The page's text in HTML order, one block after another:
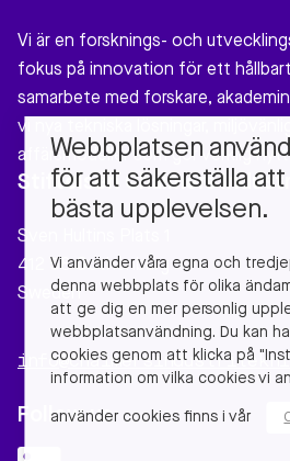
Vi är en forsknings- och
fokus på innovation för ett hållbart
samarbete med forskare,
vi nya tekniska lösningar,
affärsmodeller som gör verklig
Stiftelsen Chalmers
Sven Hultins Plats 1
412 58 Gothenburg
Sweden
Follow us
Webbplatsen
för att säkerställa
bästa upplevelsen.
Vi använder våra egna och
denna webbplats för olika
att ge dig en mer personlig
webbplatsanvändning. Du kan
cookies genom att klicka på
information om vilka cookies vi
använder cookies finns i vår